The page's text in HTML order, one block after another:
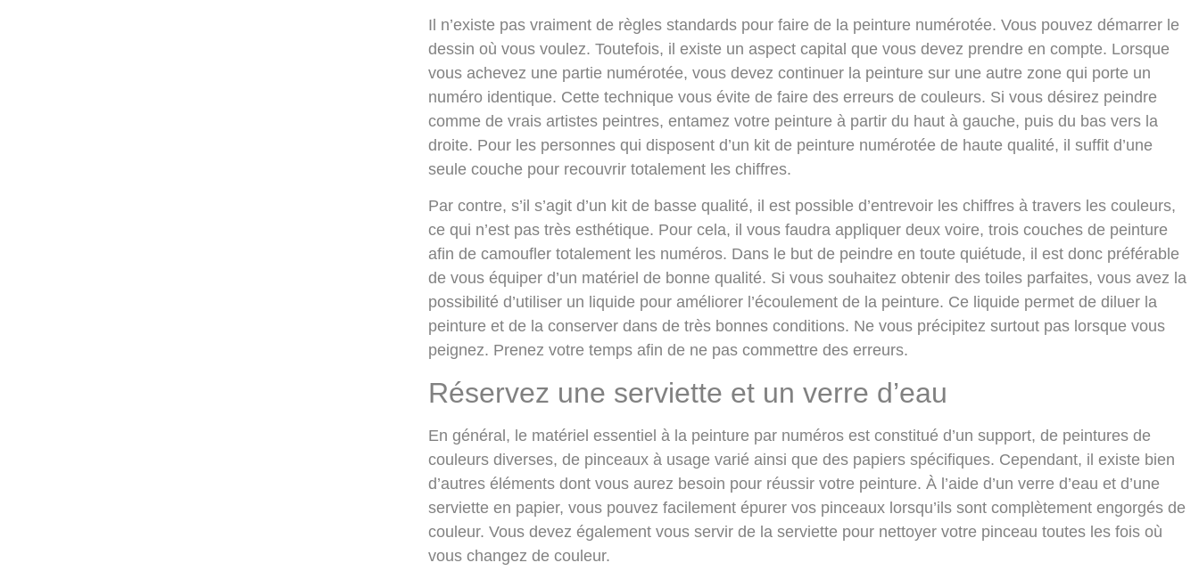
Il n’existe pas vraiment de règles standards pour faire de la peinture numérotée. Vous pouvez démarrer le
dessin où vous voulez. Toutefois, il existe un aspect capital que vous devez prendre en compte. Lorsque
vous achevez une partie numérotée, vous devez continuer la peinture sur une autre zone qui porte un
numéro identique. Cette technique vous évite de faire des erreurs de couleurs. Si vous désirez peindre
comme de vrais artistes peintres, entamez votre peinture à partir du haut à gauche, puis du bas vers la
droite. Pour les personnes qui disposent d’un kit de peinture numérotée de haute qualité, il suffit d’une
seule couche pour recouvrir totalement les chiffres.
Par contre, s’il s’agit d’un kit de basse qualité, il est possible d’entrevoir les chiffres à travers les couleurs,
ce qui n’est pas très esthétique. Pour cela, il vous faudra appliquer deux voire, trois couches de peinture
afin de camoufler totalement les numéros. Dans le but de peindre en toute quiétude, il est donc préférable
de vous équiper d’un matériel de bonne qualité. Si vous souhaitez obtenir des toiles parfaites, vous avez la
possibilité d’utiliser un liquide pour améliorer l’écoulement de la peinture. Ce liquide permet de diluer la
peinture et de la conserver dans de très bonnes conditions. Ne vous précipitez surtout pas lorsque vous
peignez. Prenez votre temps afin de ne pas commettre des erreurs.
Réservez une serviette et un verre d’eau
En général, le matériel essentiel à la peinture par numéros est constitué d’un support, de peintures de
couleurs diverses, de pinceaux à usage varié ainsi que des papiers spécifiques. Cependant, il existe bien
d’autres éléments dont vous aurez besoin pour réussir votre peinture. À l’aide d’un verre d’eau et d’une
serviette en papier, vous pouvez facilementépurer vos pinceaux lorsqu’ils sont complètement engorgés de
couleur. Vous devez également vous servir de la serviette pour nettoyer votre pinceau toutes les fois où
vous changez de couleur.